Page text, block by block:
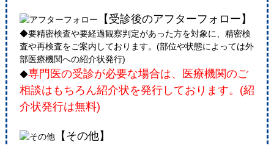
【受診後のアフターフォロー】
◆要精密検査や要経過観察判定があった方を対象に、精密検
査や再検査をご案内しております。(部位や状態によっては外
部医療機関への紹介状発行)
◆専門医の受診が必要な場合は、医療機関のご
相談はもちろん紹介状を発行しております。(紹
介状発行は無料)
【その他】